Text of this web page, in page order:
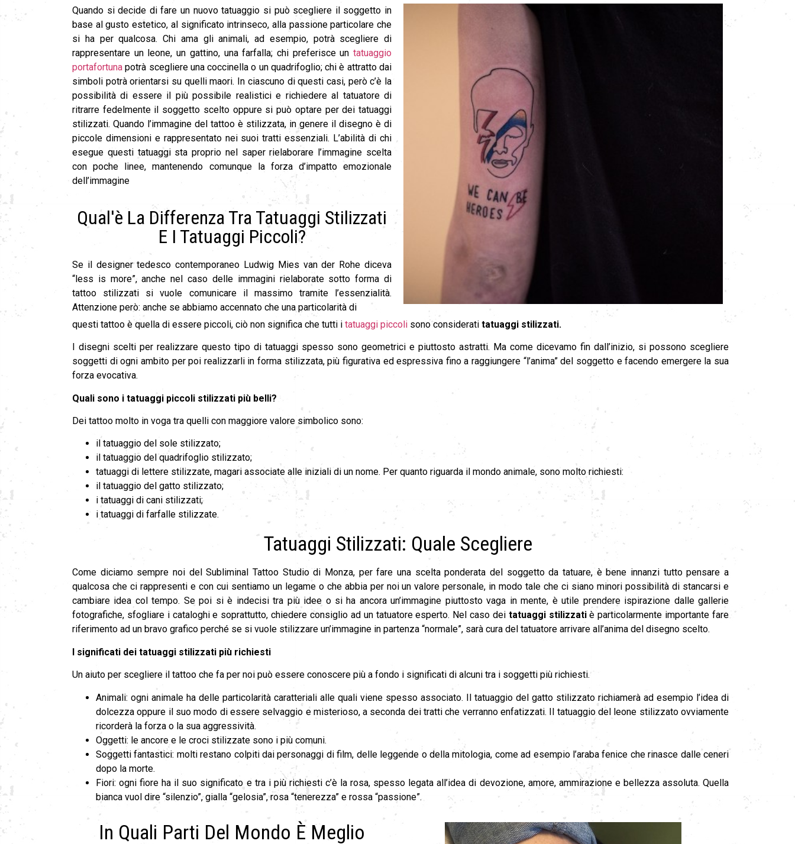
Quando si decide di fare un nuovo tatuaggio si può scegliere il soggetto in
base al gusto estetico, al significato intrinseco, alla passione particolare che
si ha per qualcosa. Chi ama gli animali, ad esempio, potrà scegliere di
rappresentare un leone, un gattino, una farfalla; chi preferisce un tatuaggio
portafortuna potrà scegliere una coccinella o un quadrifoglio; chi è attratto dai
simboli potrà orientarsi su quelli maori. In ciascuno di questi casi, però c’è la
possibilità di essere il più possibile realistici e richiedere al tatuatore di
ritrarre fedelmente il soggetto scelto oppure si può optare per dei tatuaggi
stilizzati. Quando l’immagine del tattoo è stilizzata, in genere il disegno è di
piccole dimensioni e rappresentato nei suoi tratti essenziali. L’abilità di chi
esegue questi tatuaggi sta proprio nel saper rielaborare l’immagine scelta
con poche linee, mantenendo comunque la forza d’impatto emozionale
dell’immagine
Qual'è La Differenza Tra Tatuaggi Stilizzati
E I Tatuaggi Piccoli?
Se il designer tedesco contemporaneo Ludwig Mies van der Rohe diceva
“less is more”, anche nel caso delle immagini rielaborate sotto forma di
tattoo stilizzati si vuole comunicare il massimo tramite l’essenzialità.
Attenzione però: anche se abbiamo accennato che una particolarità di
questi tattoo è quella di essere piccoli, ciò non significa che tutti i tatuaggi piccoli sono considerati tatuaggi stilizzati.
I disegni scelti per realizzare questo tipo di tatuaggi spesso sono geometrici e piuttosto astratti. Ma come dicevamo fin dall’inizio, si possono scegliere
soggetti di ogni ambito per poi realizzarli in forma stilizzata, più figurativa ed espressiva fino a raggiungere “l’anima” del soggetto e facendo emergere la sua
forza evocativa.
Quali sono i tatuaggi piccoli stilizzati più belli?
Dei tattoo molto in voga tra quelli con maggiore valore simbolico sono:
il tatuaggio del sole stilizzato;
il tatuaggio del quadrifoglio stilizzato;
tatuaggi di lettere stilizzate, magari associate alle iniziali di un nome. Per quanto riguarda il mondo animale, sono molto richiesti:
il tatuaggio del gatto stilizzato;
i tatuaggi di cani stilizzati;
i tatuaggi di farfalle stilizzate.
Tatuaggi Stilizzati: Quale Scegliere
Come diciamo sempre noi del Subliminal Tattoo Studio di Monza, per fare una scelta ponderata del soggetto da tatuare, è bene innanzi tutto pensare a
qualcosa che ci rappresenti e con cui sentiamo un legame o che abbia per noi un valore personale, in modo tale che ci siano minori possibilità di stancarsi e
cambiare idea col tempo. Se poi si è indecisi tra più idee o si ha ancora un’immagine piuttosto vaga in mente, è utile prendere ispirazione dalle gallerie
fotografiche, sfogliare i cataloghi e soprattutto, chiedere consiglio ad un tatuatore esperto. Nel caso dei tatuaggi stilizzatiè particolarmente importante fare
riferimento ad un bravo grafico perché se si vuole stilizzare un’immagine in partenza “normale”, sarà cura del tatuatore arrivare all’anima del disegno scelto.
I significati dei tatuaggi stilizzati più richiesti
Un aiuto per scegliere il tattoo che fa per noi può essere conoscere più a fondo i significati di alcuni tra i soggetti più richiesti.
Animali: ogni animale ha delle particolarità caratteriali alle quali viene spesso associato. Il tatuaggio del gatto stilizzato richiamerà ad esempio l’idea di
dolcezza oppure il suo modo di essere selvaggio e misterioso, a seconda dei tratti che verranno enfatizzati. Il tatuaggio del leone stilizzato ovviamente
ricorderà la forza o la sua aggressività.
Oggetti: le ancore e le croci stilizzate sono i più comuni.
Soggetti fantastici: molti restano colpiti dai personaggi di film, delle leggende o della mitologia, come ad esempio l’araba fenice che rinasce dalle ceneri
dopo la morte.
Fiori: ogni fiore ha il suo significato e tra i più richiesti c’è la rosa, spesso legata all’idea di devozione, amore, ammirazione e bellezza assoluta. Quella
bianca vuol dire “silenzio”, gialla “gelosia”, rosa “tenerezza” e rossa “passione”.
In Quali Parti Del Mondo È Meglio